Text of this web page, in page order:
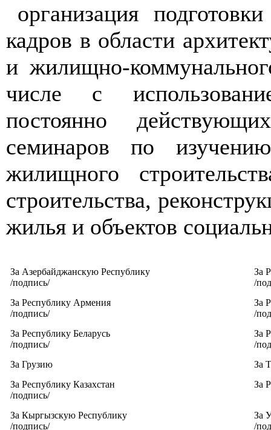
организация
кадров в области
и жилищно-
числе с
постоянно
семинаров по
жилищного
строительства,
жилья и объектов
За Азербайджанскую Республику
За
/подпись/
/
За Республику Армения
За
/подпись/
/
За Республику Беларусь
За
/подпись/
/
За Грузию
За
За Республику Казахстан
За
/подпись/
За Кыргызскую Республику
За
/подпись/
/